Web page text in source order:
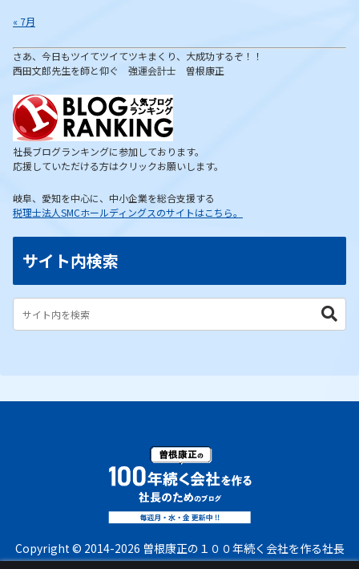
« 7月
さあ、今日もツイてツイてツキまくり、大成功するぞ！！
西田文郎先生を師と仰ぐ 強運会計士 曽根康正
社長ブログランキングに参加しております。
応援していただける方はクリックお願いします。
岐阜、愛知を中心に、中小企業を総合支援する
税理士法人SMCホールディングスのサイトはこちら。
サイト内検索
Copyright © 2014-2026 曽根康正の１００年続く会社を作る社長